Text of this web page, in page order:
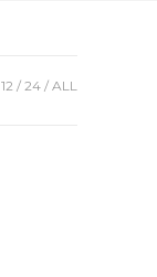
12 24 ALL